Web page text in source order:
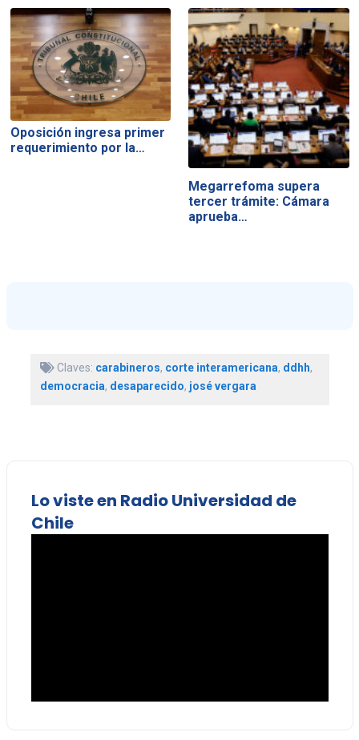
Oposición ingresa primer
requerimiento por la…
Megarrefoma supera
tercer trámite: Cámara
aprueba…
Claves: carabineros, corte interamericana, ddhh,
democracia, desaparecido, josé vergara
Lo viste en Radio Universidad de
Chile